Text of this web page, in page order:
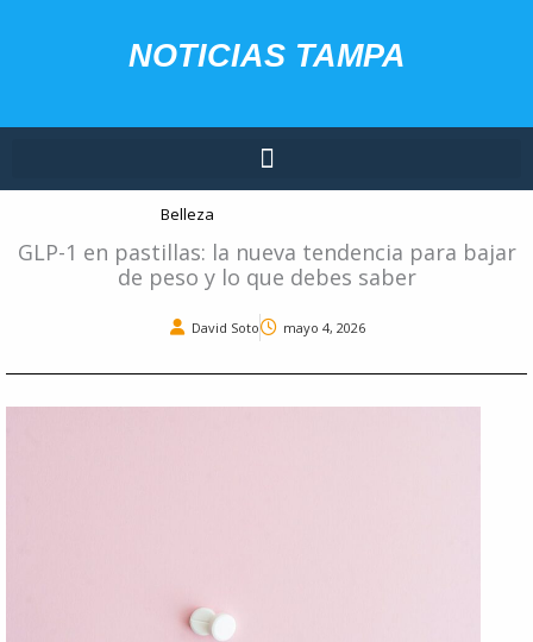
NOTICIAS TAMPA
Belleza
GLP-1 en pastillas: la nueva tendencia para bajar
de peso y lo que debes saber
David Soto mayo 4, 2026